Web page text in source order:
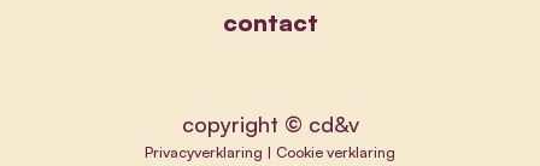
contact
copyright © cd&v
Privacyverklaring | Cookie verklaring